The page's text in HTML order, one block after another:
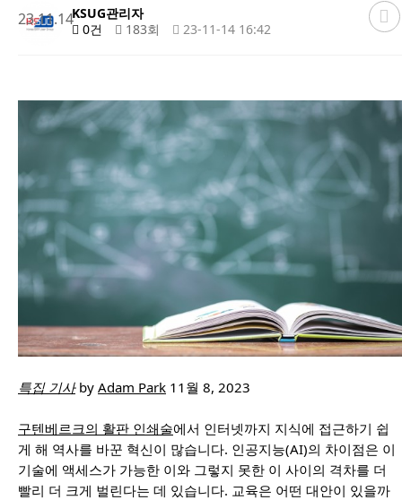
KSUG관리자
0건
183회 23-11-14 16:42
23.11.14
특집 기사 by Adam Park 11월 8, 2023
구텐베르크의 활판 인쇄술에서 인터넷까지 지식에 접근하기 쉽
게 해 역사를 바꾼 혁신이 많습니다. 인공지능(AI)의 차이점은 이
기술에 액세스가 가능한 이와 그렇지 못한 이 사이의 격차를 더
빨리 더 크게 벌린다는 데 있습니다. 교육은 어떤 대안이 있을까